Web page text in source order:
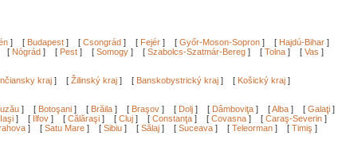
] [ Budapest ] [ Csongrád ] [ Fejér ] [ Győr-Moson-Sopron ] [ Hajdú-Bihar ]
[ Nógrád ] [ Pest ] [ Somogy ] [ Szabolcs-Szatmár-Bereg ] [ Tolna ] [ Vas ]
kraj ] [ Žilinský kraj ] [ Banskobystrický kraj ] [ Košický kraj ]
] [ Botoşani ] [ Brăila ] [ Braşov ] [ Dolj ] [ Dâmboviţa ] [Alba ] [ Galaţi ]
Iaşi ] [ Ilfov ] [ Călăraşi ] [ Cluj ] [ Constanţa ] [ Covasna ] [ Caraş-Severin ]
] [ Satu Mare ] [ Sibiu ] [ Sălaj ] [ Suceava ] [ Teleorman ] [ Timiş ]